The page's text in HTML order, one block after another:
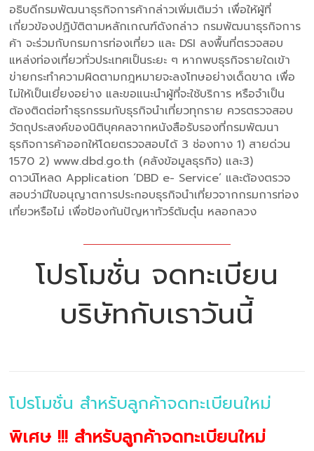
อธิบดีกรมพัฒนาธุรกิจการค้ากล่าวเพิ่มเติมว่า เพื่อให้ผู้ที่
เกี่ยวข้องปฏิบัติตามหลักเกณฑ์ดังกล่าว กรมพัฒนาธุรกิจการ
ค้า จะร่วมกับกรมการท่องเที่ยว และ DSI ลงพื้นที่ตรวจสอบ
แหล่งท่องเที่ยวทั่วประเทศเป็นระยะ ๆ หากพบธุรกิจรายใดเข้า
ข่ายกระทำความผิดตามกฎหมายจะลงโทษอย่างเด็ดขาด เพื่อ
ไม่ให้เป็นเยี่ยงอย่าง และขอแนะนำผู้ที่จะใช้บริการ หรือจำเป็น
ต้องติดต่อทำธุรกรรมกับธุรกิจนำเที่ยวทุกราย ควรตรวจสอบ
วัตถุประสงค์ของนิติบุคคลจากหนังสือรับรองที่กรมพัฒนา
ธุรกิจการค้าออกให้โดยตรวจสอบได้ 3 ช่องทาง 1) สายด่วน
1570 2) www.dbd.go.th (คลังข้อมูลธุรกิจ) และ3)
ดาวน์โหลด Application ‘DBD e- Service’ และต้องตรวจ
สอบว่ามีใบอนุญาตการประกอบธุรกิจนำเที่ยวจากกรมการท่อง
เที่ยวหรือไม่ เพื่อป้องกันปัญหาทัวร์ต้มตุ๋น หลอกลวง
โปรโมชั่น จดทะเบียน
บริษัทกับเราวันนี้
โปรโมชั่น สำหรับลูกค้าจดทะเบียนใหม่
พิเศษ !!! สำหรับลูกค้าจดทะเบียนใหม่